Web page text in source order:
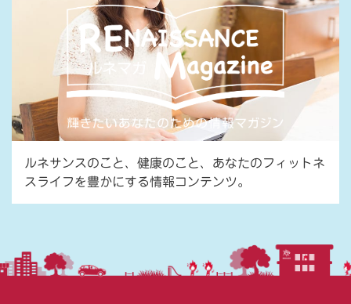
ルネサンスのこと、健康のこと、あなたのフィットネ
スライフを豊かにする情報コンテンツ。